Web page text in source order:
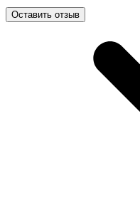
Оставить отзыв